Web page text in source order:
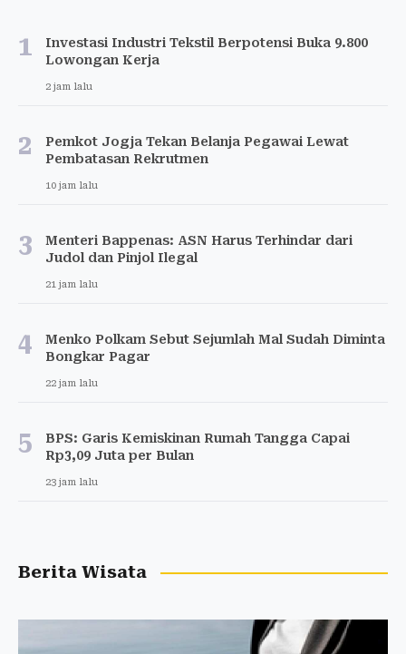
1
Investasi Industri Tekstil Berpotensi Buka 9.800
Lowongan Kerja
2 jam lalu
2
Pemkot Jogja Tekan Belanja Pegawai Lewat
Pembatasan Rekrutmen
10 jam lalu
3
Menteri Bappenas: ASN Harus Terhindar dari
Judol dan Pinjol Ilegal
21 jam lalu
4
Menko Polkam Sebut Sejumlah Mal Sudah Diminta
Bongkar Pagar
22 jam lalu
5
BPS: Garis Kemiskinan Rumah Tangga Capai
Rp3,09 Juta per Bulan
23 jam lalu
Berita Wisata